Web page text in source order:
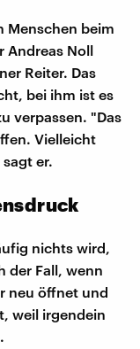
Menschen beim
Andreas Noll
Reiter. Das
bei ihm ist es
verpassen. "Das
Vielleicht
er.
nichts wird,
der Fall, wenn
neu öffnet und
weil irgendein